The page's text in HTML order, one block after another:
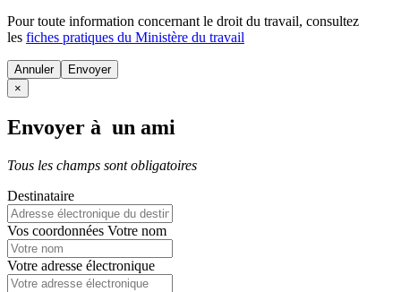
Pour toute information concernant le droit du travail, consultez
les fiches pratiques du Ministère du travail
Annuler
×
Envoyer à un ami
Tous les champs sont obligatoires
Destinataire
Vos coordonnées Votre nom
Votre adresse électronique